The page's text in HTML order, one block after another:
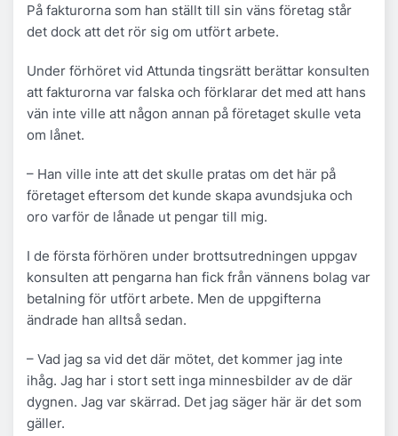
På fakturorna som han ställt till sin väns företag står
det dock att det rör sig om utfört arbete.
Under förhöret vid Attunda tingsrätt berättar konsulten
att fakturorna var falska och förklarar det med att hans
vän inte ville att någon annan på företaget skulle veta
om lånet.
– Han ville inte att det skulle pratas om det här på
företaget eftersom det kunde skapa avundsjuka och
oro varför de lånade ut pengar till mig.
I de första förhören under brottsutredningen uppgav
konsulten att pengarna han fick från vännens bolag var
betalning för utfört arbete. Men de uppgifterna
ändrade han alltså sedan.
– Vad jag sa vid det där mötet, det kommer jag inte
ihåg. Jag har i stort sett inga minnesbilder av de där
dygnen. Jag var skärrad. Det jag säger här är det som
gäller.